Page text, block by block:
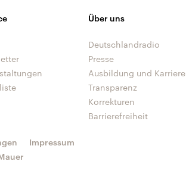
Über uns
Deutschlandradio
Presse
Ausbildung und Karriere
Transparenz
Korrekturen
Barrierefreiheit
Impressum